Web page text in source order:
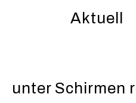
Aktuell
unter Schirmen